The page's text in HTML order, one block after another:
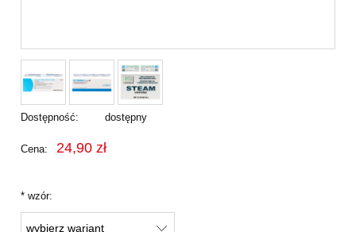
Dostępność: dostępny
Cena: 24,90 zł
* wzór: